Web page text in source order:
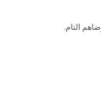
التام.